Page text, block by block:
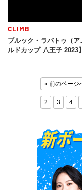
CLIMB
ブルック・ラバトゥ（
ルドカップ 八王子 2023】
« 前のページ
2 3 4